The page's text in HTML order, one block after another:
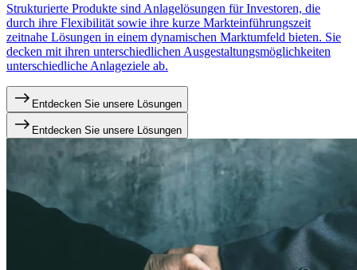
Strukturierte Produkte sind Anlagelösungen für Investoren, die
durch ihre Flexibilität sowie ihre kurze Markteinführungszeit
zeitnahe Lösungen in einem dynamischen Marktumfeld bieten. Sie
decken mit ihren unterschiedlichen Ausgestaltungsmöglichkeiten
unterschiedliche Anlageziele ab.
Entdecken Sie unsere Lösungen
Entdecken Sie unsere Lösungen